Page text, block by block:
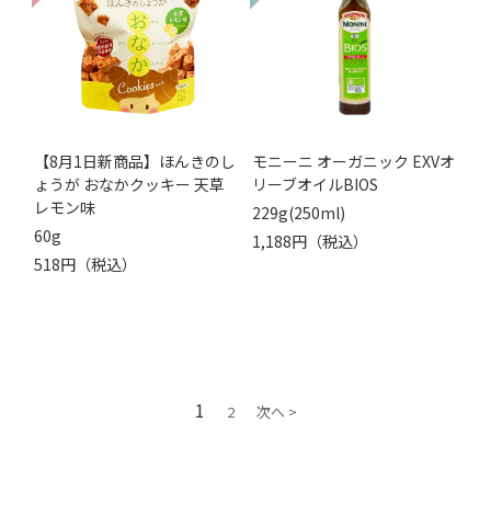
【8月1日新商品】ほんきのし
ょうが おなかクッキー 天草
レモン味
60g
518円（税込）
モニーニ オーガニック EXVオ
リーブオイルBIOS
229g(250ml)
1,188円（税込）
1 2 次へ >